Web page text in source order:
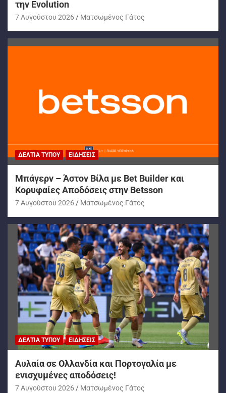
την Evolution
7 Αυγούστου 2026 Ματσωμένος Γάτος
ΔΕΛΤΊΑ ΤΎΠΟΥ ΕΙΔΉΣΕΙΣ
Μπάγερν – Άστον Βίλα με Bet Builder και
Κορυφαίες Αποδόσεις στην Betsson
7 Αυγούστου 2026 Ματσωμένος Γάτος
ΔΕΛΤΊΑ ΤΎΠΟΥ ΕΙΔΉΣΕΙΣ
Αυλαία σε Ολλανδία και Πορτογαλία με
ενισχυμένες αποδόσεις!
7 Αυγούστου 2026 Ματσωμένος Γάτος